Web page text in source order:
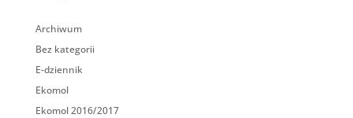
Archiwum
Bez kategorii
E-dziennik
Ekomol
Ekomol 2016/2017